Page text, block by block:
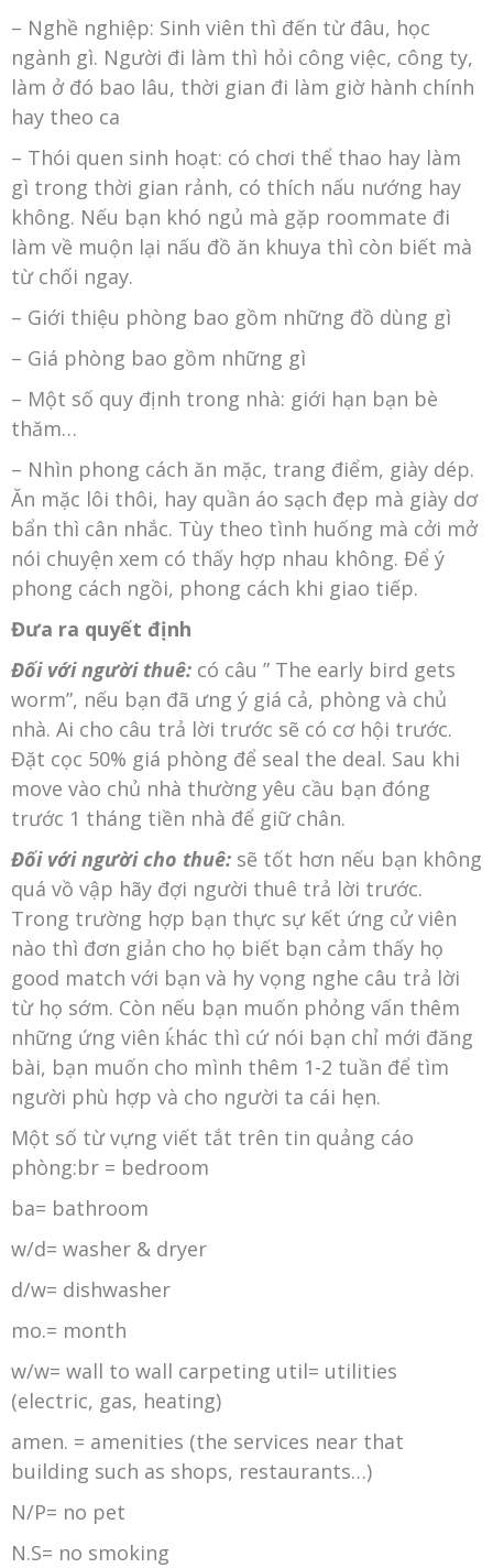
– Nghề nghiệp: Sinh viên thì đến từ đâu, học
ngành gì. Người đi làm thì hỏi công việc, công ty,
làm ở đó bao lâu, thời gian đi làm giờ hành chính
hay theo ca
– Thói quen sinh hoạt: có chơi thể thao hay làm
gì trong thời gian rảnh, có thích nấu nướng hay
không. Nếu bạn khó ngủ mà gặp roommate đi
làm về muộn lại nấu đồ ăn khuya thì còn biết mà
từ chối ngay.
– Giới thiệu phòng bao gồm những đồ dùng gì
– Giá phòng bao gồm những gì
– Một số quy định trong nhà: giới hạn bạn bè
thăm…
– Nhìn phong cách ăn mặc, trang điểm, giày dép.
Ăn mặc lôi thôi, hay quần áo sạch đẹp mà giày dơ
bẩn thì cân nhắc. Tùy theo tình huống mà cởi mở
nói chuyện xem có thấy hợp nhau không. Để ý
phong cách ngồi, phong cách khi giao tiếp.
Đưa ra quyết định
Đối với người thuê: có câu ” The early bird gets
worm”, nếu bạn đã ưng ý giá cả, phòng và chủ
nhà. Ai cho câu trả lời trước sẽ có cơ hội trước.
Đặt cọc 50% giá phòng để seal the deal. Sau khi
move vào chủ nhà thường yêu cầu bạn đóng
trước 1 tháng tiền nhà để giữ chân.
Đối với người cho thuê: sẽ tốt hơn nếu bạn không
quá vồ vập hãy đợi người thuê trả lời trước.
Trong trường hợp bạn thực sự kết ứng cử viên
nào thì đơn giản cho họ biết bạn cảm thấy họ
good match với bạn và hy vọng nghe câu trả lời
từ họ sớm. Còn nếu bạn muốn phỏng vấn thêm
những ứng viên ḱhác thì cứ nói bạn chỉ mới đăng
bài, bạn muốn cho mình thêm 1-2 tuần để tìm
người phù hợp và cho người ta cái hẹn.
Một số từ vựng viết tắt trên tin quảng cáo
phòng:br = bedroom
ba= bathroom
w/d= washer & dryer
d/w= dishwasher
mo.= month
w/w= wall to wall carpeting util= utilities
(electric, gas, heating)
amen. = amenities (the services near that
building such as shops, restaurants…)
N/P= no pet
N.S= no smoking